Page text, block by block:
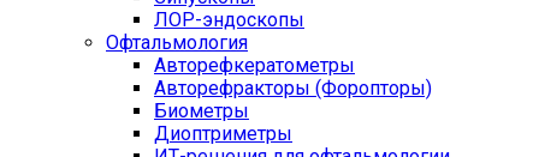
ЛОР-эндоскопы
Офтальмология
Авторефкератометры
Авторефракторы (Форопторы)
Биометры
Диоптриметры